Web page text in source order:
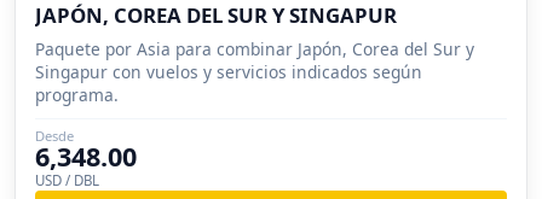
JAPÓN, COREA DEL SUR Y SINGAPUR
Paquete por Asia para combinar Japón, Corea del Sur y
Singapur con vuelos y servicios indicados según
programa.
Desde
6,348.00
USD / DBL